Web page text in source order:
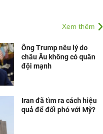
Xem thêm
Ông Trump nêu lý do
châu Âu không có quân
đội mạnh
Iran đã tìm ra cách hiệu
quả để đối phó với Mỹ?